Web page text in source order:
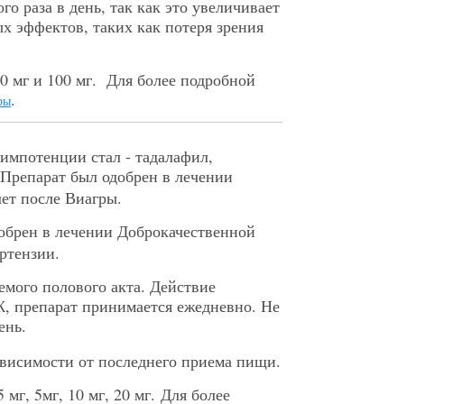
раза в день, так как это увеличивает
эффектов, таких как потеря зрения
мг и 100 мг. Для более подробной
.
стал - тадалафил,
был одобрен в лечении
после Виагры.
в лечении Доброкачественной
полового акта. Действие
препарат принимается ежедневно. Не
от последнего приема пищи.
мг, 5мг, 10 мг, 20 мг. Для более